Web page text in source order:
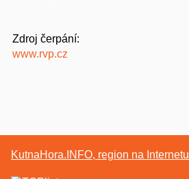
Zdroj čerpání:
www.rvp.cz
KutnaHora.INFO, region na Internetu